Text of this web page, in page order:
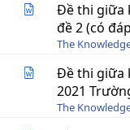
Đề thi giữa
đề 2 (có
The
Đề thi giữa
2021
The